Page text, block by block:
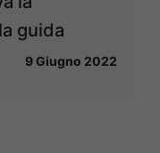
guida
9 Giugno 2022